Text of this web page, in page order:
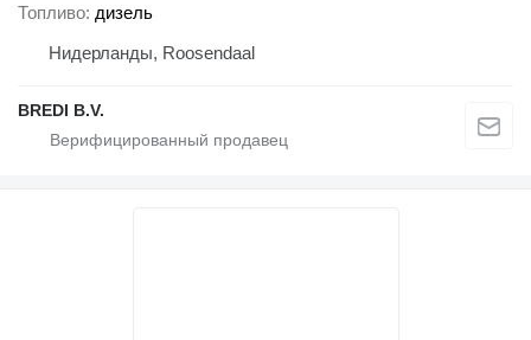
Топливо дизель
Нидерланды, Roosendaal
BREDI B.V.